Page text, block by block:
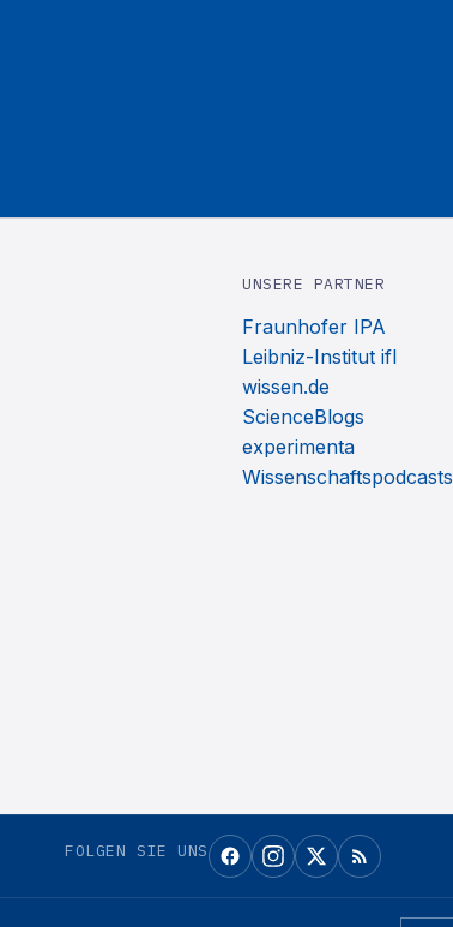
UNSERE PARTNER
Fraunhofer IPA
Leibniz-Institut ifl
wissen.de
ScienceBlogs
experimenta
Wissenschaftspodcasts
FOLGEN SIE UNS